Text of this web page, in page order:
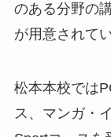
のある分野の
が用意されて
松本本校では
ス、マンガ・